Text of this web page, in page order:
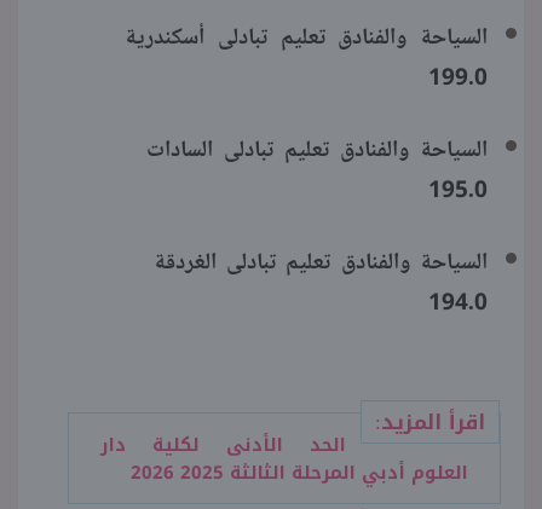
السياحة والفنادق تعليم تبادلى أسكندرية
199.0
السياحة والفنادق تعليم تبادلى السادات
195.0
السياحة والفنادق تعليم تبادلى الغردقة
194.0
اقرأ المزيد:
الحد الأدنى لكلية دار
العلوم أدبي المرحلة الثالثة 2025 2026